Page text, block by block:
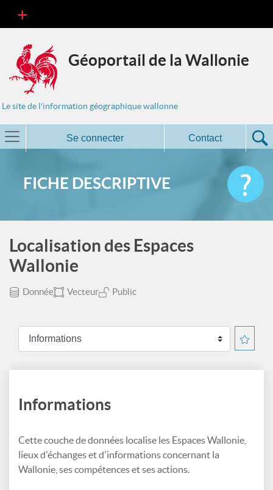
Géoportail de la Wallonie
Le site de l'information géographique wallonne
Se connecter Contact
FICHE DESCRIPTIVE
Localisation des Espaces
Wallonie
Donnée Vecteur Public
Informations
Cette couche de données localise les Espaces Wallonie,
lieux d'échanges et d'informations concernant la
Wallonie, ses compétences et ses actions.